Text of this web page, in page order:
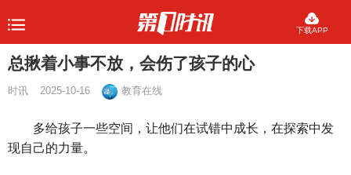
下载APP
总揪着小事不放，会伤了孩子的心
时讯 2025-10-16 教育在线
多给孩子一些空间，让他们在试错中成长，在探索中发
现自己的力量。